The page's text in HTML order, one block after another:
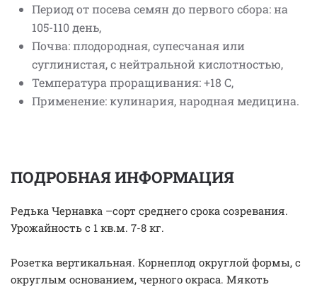
Период от посева семян до первого сбора: на
105-110 день,
Почва: плодородная, супесчаная или
суглинистая, с нейтральной кислотностью,
Температура проращивания: +18 С,
Применение: кулинария, народная медицина.
ПОДРОБНАЯ ИНФОРМАЦИЯ
Редька Чернавка –сорт среднего срока созревания.
Урожайность с 1 кв.м. 7-8 кг.
Розетка вертикальная. Корнеплод округлой формы, с
округлым основанием, черного окраса. Мякоть